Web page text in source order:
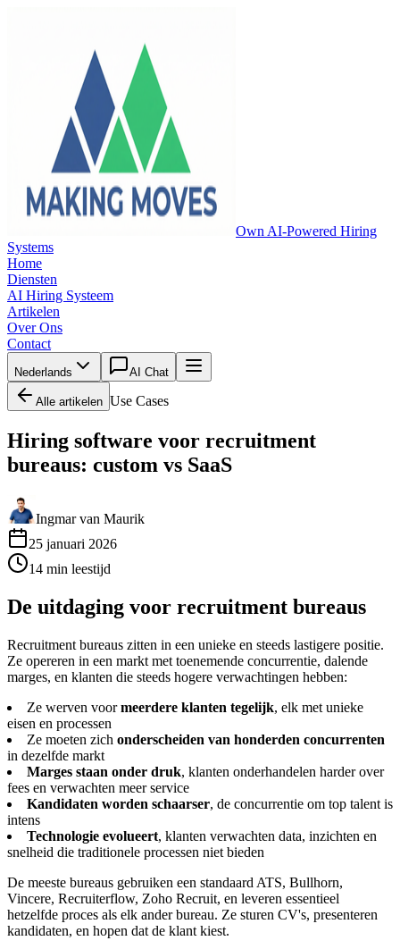
Own AI-Powered Hiring
Systems
Home
Diensten
AI Hiring Systeem
Artikelen
Over Ons
Contact
Nederlands AI Chat
Alle artikelen Use Cases
Hiring software voor recruitment
bureaus: custom vs SaaS
Ingmar van Maurik
25 januari 2026
14 min leestijd
De uitdaging voor recruitment bureaus
Recruitment bureaus zitten in een unieke en steeds lastigere positie.
Ze opereren in een markt met toenemende concurrentie, dalende
marges, en klanten die steeds hogere verwachtingen hebben:
Ze werven voormeerdere klanten tegelijk, elk met unieke
eisen en processen
Ze moeten zich onderscheiden van honderden concurrenten
in dezelfde markt
Marges staan onder druk, klanten onderhandelen harder over
fees en verwachten meer service
Kandidaten worden schaarser, de concurrentie om top talent is
intens
Technologie evolueert, klanten verwachten data, inzichten en
snelheid die traditionele processen niet bieden
De meeste bureaus gebruiken een standaard ATS, Bullhorn,
Vincere, Recruiterflow, Zoho Recruit, en leveren essentieel
hetzelfde proces als elk ander bureau. Ze sturen CV's, presenteren
kandidaten, en hopen dat de klant kiest.